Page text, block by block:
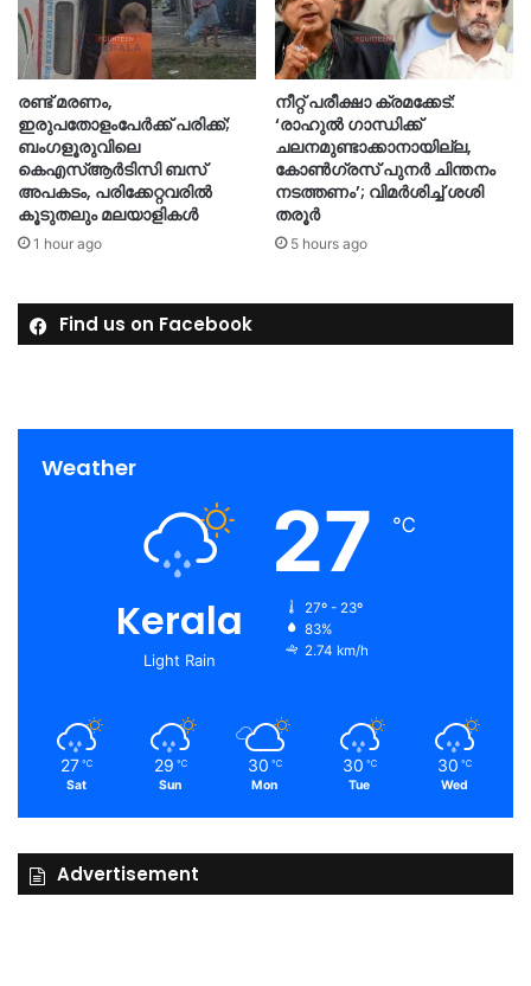
രണ്ട് മരണം,
ഇരുപതോളംപേർക്ക് പരിക്ക്;
ബംഗളൂരുവിലെ
കെഎസ്ആർടിസി ബസ്
അപകടം, പരിക്കേറ്റവരിൽ
കൂടുതലും മലയാളികൾ
1 hour ago
നീറ്റ് പരീക്ഷാ ക്രമക്കേട്:
‘രാഹുൽ ഗാന്ധിക്ക്
ചലനമുണ്ടാക്കാനായില്ല,
കോൺഗ്രസ് പുനർ ചിന്തനം
നടത്തണം’; വിമർശിച്ച് ശശി
തരൂർ
5 hours ago
Find us on Facebook
Weather
Kerala
Light Rain
27 ℃
27º - 23º
83%
2.74 km/h
27 ℃
Sat
29 ℃
Sun
30 ℃
Mon
30 ℃
Tue
30 ℃
Wed
Advertisement